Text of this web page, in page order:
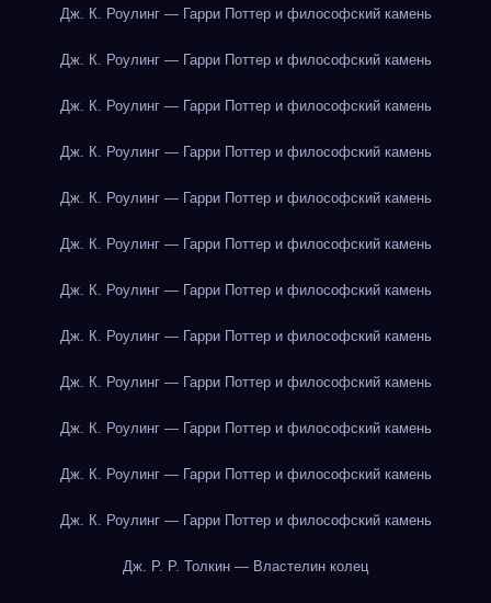
Дж. К. Роулинг — Гарри Поттер и философский камень
Дж. К. Роулинг — Гарри Поттер и философский камень
Дж. К. Роулинг — Гарри Поттер и философский камень
Дж. К. Роулинг — Гарри Поттер и философский камень
Дж. К. Роулинг — Гарри Поттер и философский камень
Дж. К. Роулинг — Гарри Поттер и философский камень
Дж. К. Роулинг — Гарри Поттер и философский камень
Дж. К. Роулинг — Гарри Поттер и философский камень
Дж. К. Роулинг — Гарри Поттер и философский камень
Дж. К. Роулинг — Гарри Поттер и философский камень
Дж. К. Роулинг — Гарри Поттер и философский камень
Дж. К. Роулинг — Гарри Поттер и философский камень
Дж. Р. Р. Толкин — Властелин колец